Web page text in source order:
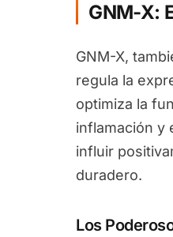
GNM-X:
GNM-X,
regula la
optimiza la
inflamación y
influir
duradero.
Los